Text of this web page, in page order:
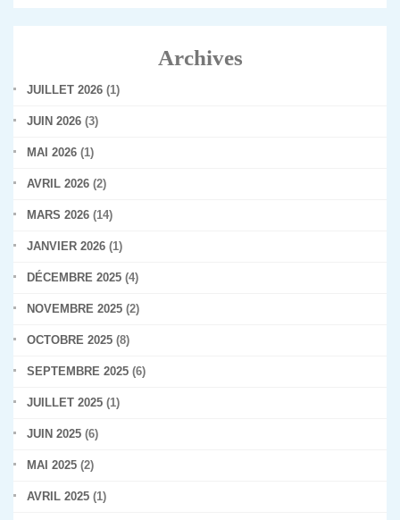
Archives
JUILLET 2026 (1)
JUIN 2026 (3)
MAI 2026 (1)
AVRIL 2026 (2)
MARS 2026 (14)
JANVIER 2026 (1)
DÉCEMBRE 2025 (4)
NOVEMBRE 2025 (2)
OCTOBRE 2025 (8)
SEPTEMBRE 2025 (6)
JUILLET 2025 (1)
JUIN 2025 (6)
MAI 2025 (2)
AVRIL 2025 (1)